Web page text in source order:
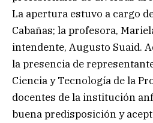
La apertura estuvo a cargo
Cabañas; la profesora,
intendente, Augusto Suaid.
la presencia de
Ciencia y Tecnología de la
docentes de la institución
buena predisposición y